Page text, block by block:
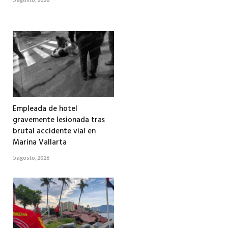
Empleada de hotel
gravemente lesionada tras
brutal accidente vial en
Marina Vallarta
5 agosto, 2026